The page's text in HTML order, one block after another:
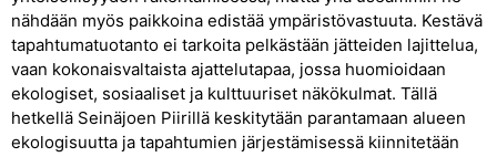
nähdään myös paikkoina edistää ympäristövastuuta. Kestävä
tapahtumatuotanto ei tarkoita pelkästään jätteiden lajittelua,
vaan kokonaisvaltaista ajattelutapaa, jossa huomioidaan
ekologiset, sosiaaliset ja kulttuuriset näkökulmat. Tällä
hetkellä Seinäjoen Piirillä keskitytään parantamaan alueen
ekologisuutta ja tapahtumien järjestämisessä kiinnitetään